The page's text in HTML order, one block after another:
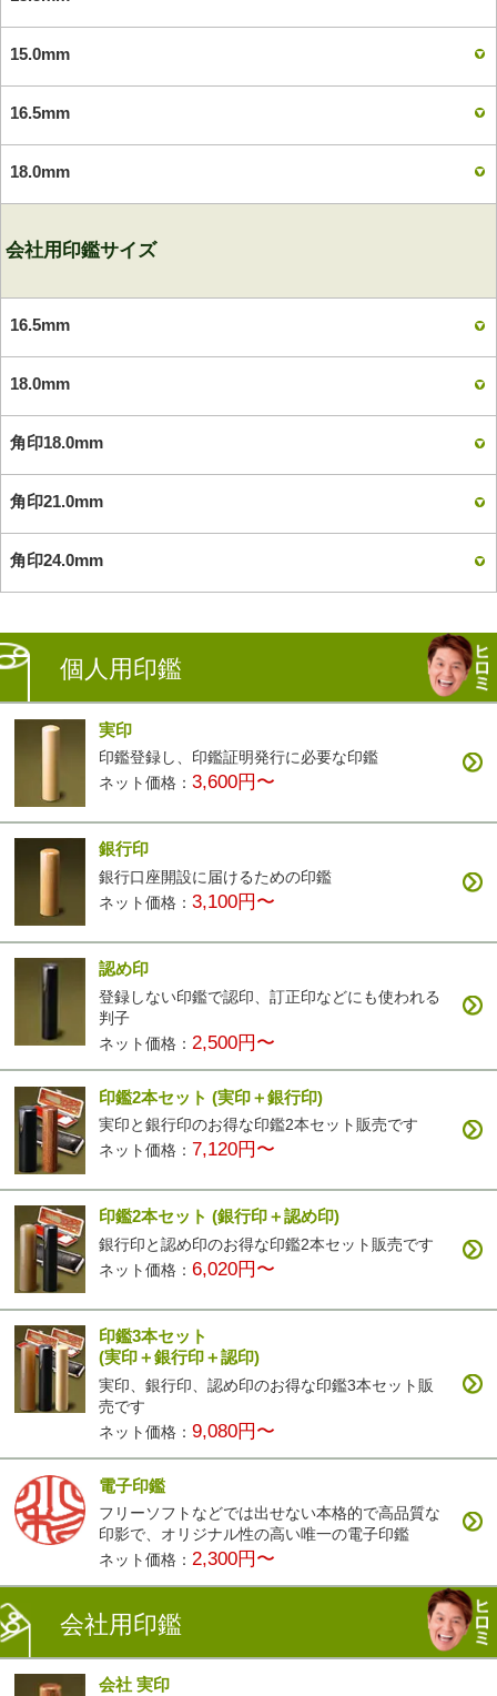
15.0mm
16.5mm
18.0mm
会社用印鑑サイズ
16.5mm
18.0mm
角印18.0mm
角印21.0mm
角印24.0mm
個人用印鑑
実印
印鑑登録し、印鑑証明発行に必要な印鑑
ネット価格：3,600円〜
銀行印
銀行口座開設に届けるための印鑑
ネット価格：3,100円〜
認め印
登録しない印鑑で認印、訂正印などにも使われる
判子
ネット価格： 2,500円〜
印鑑2本セット(実印＋銀行印)
実印と銀行印のお得な印鑑2本セット販売です
ネット価格： 7,120円〜
印鑑2本セット(銀行印＋認め印)
銀行印と認め印のお得な印鑑2本セット販売です
ネット価格：6,020円〜
印鑑3本セット
(実印＋銀行印＋認印)
実印、銀行印、認め印のお得な印鑑3本セット販
売です
ネット価格：9,080円〜
電子印鑑
フリーソフトなどでは出せない本格的で高品質な
印影で、オリジナル性の高い唯一の電子印鑑
ネット価格： 2,300円〜
会社用印鑑
会社 実印